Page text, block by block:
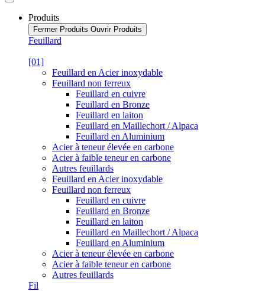
Produits
Fermer Produits Ouvrir Produits
Feuillard
[01]
Feuillard en Acier inoxydable
Feuillard non ferreux
Feuillard en cuivre
Feuillard en Bronze
Feuillard en laiton
Feuillard en Maillechort / Alpaca
Feuillard en Aluminium
Acier à teneur élevée en carbone
Acier à faible teneur en carbone
Autres feuillards
Feuillard en Acier inoxydable
Feuillard non ferreux
Feuillard en cuivre
Feuillard en Bronze
Feuillard en laiton
Feuillard en Maillechort / Alpaca
Feuillard en Aluminium
Acier à teneur élevée en carbone
Acier à faible teneur en carbone
Autres feuillards
Fil